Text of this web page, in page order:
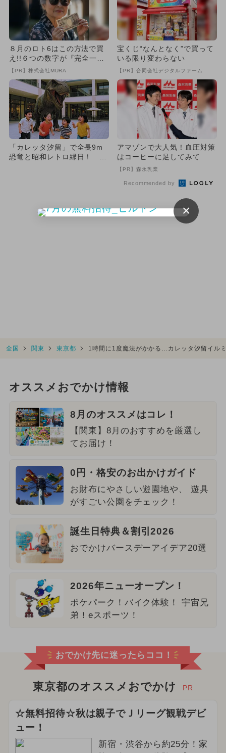
８月のロト6はこの方法で買
え!!６つの数字が『完全一
致』する方法
【PR】株式会社MURA
宝くじ“なんとなく”で買って
いる限り変わらない
【PR】合同会社デジタルファーム
「カレッタ汐留」で全長9m
恐竜と昭和レトロ縁日！ 2
アマゾンで大人気！血圧対策
はコーヒーに足してみて
【PR】森永乳業
Recommended by
全国 関東 東京都 1時間に1度魔法がかかる…カレッタ汐留イル
オススメおでかけ情報
8月のオススメはコレ！
【関東】8月のおすすめを厳選し
てお届け！
0円・格安のお出かけガイド
お財布にやさしい遊園地や、 遊具
がすごい公園をチェック！
誕生日特典＆割引2026
おでかけバースデーアイデア20選
2026年ニューオープン！
ポケパーク！バイク体験！ 宇宙兄
弟！eスポーツ！
おでかけ先に迷ったらココ！
東京都のオススメおでかけ PR
☆無料招待☆秋は親子でＪリーグ観戦デビ
ュー！
新宿・渋谷から約25分！家
×